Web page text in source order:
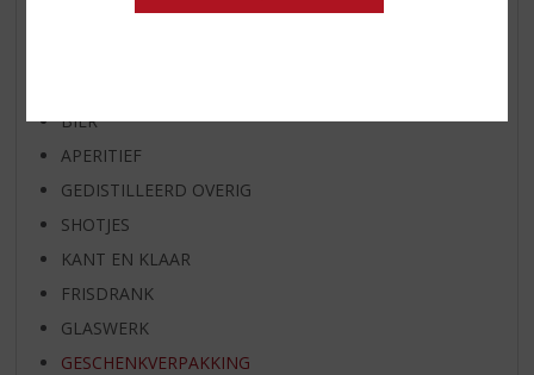
EXCLUSIEF TOPSLIJTER
BIER
APERITIEF
GEDISTILLEERD OVERIG
SHOTJES
KANT EN KLAAR
FRISDRANK
GLASWERK
GESCHENKVERPAKKING